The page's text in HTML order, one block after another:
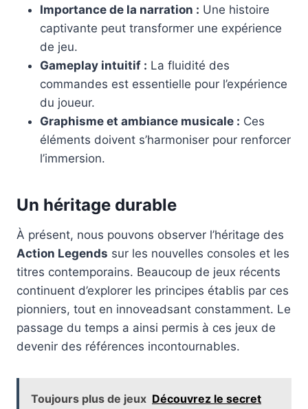
Importance de la narration : Une histoire
captivante peut transformer une expérience
de jeu.
Gameplay intuitif : La fluidité des
commandes est essentielle pour l’expérience
du joueur.
Graphisme et ambiance musicale : Ces
éléments doivent s’harmoniser pour renforcer
l’immersion.
Un héritage durable
À présent, nous pouvons observer l’héritage des
Action Legends sur les nouvelles consoles et les
titres contemporains. Beaucoup de jeux récents
continuent d’explorer les principes établis par ces
pionniers, tout en innoveadsant constamment. Le
passage du temps a ainsi permis à ces jeux de
devenir des références incontournables.
Toujours plus de jeux Découvrez le secret